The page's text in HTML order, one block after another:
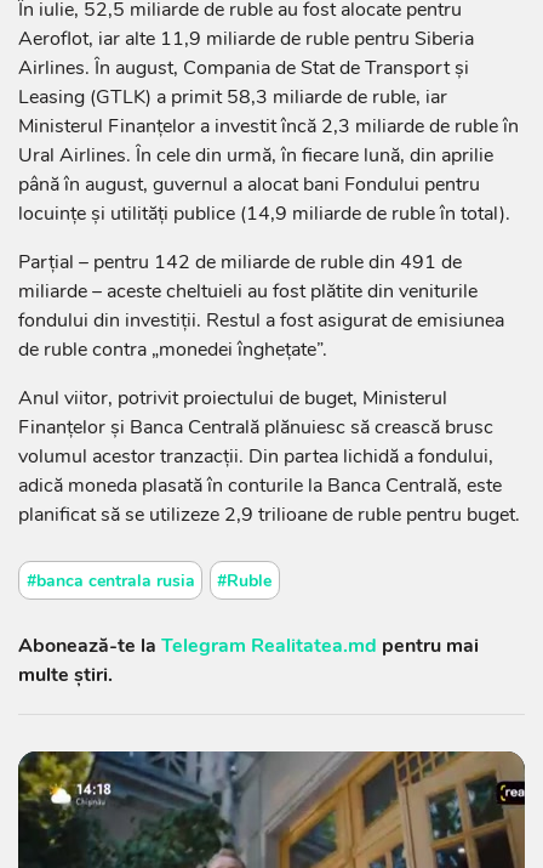
În iulie, 52,5 miliarde de ruble au fost alocate pentru
Aeroflot, iar alte 11,9 miliarde de ruble pentru Siberia
Airlines. În august, Compania de Stat de Transport și
Leasing (GTLK) a primit 58,3 miliarde de ruble, iar
Ministerul Finanțelor a investit încă 2,3 miliarde de ruble în
Ural Airlines. În cele din urmă, în fiecare lună, din aprilie
până în august, guvernul a alocat bani Fondului pentru
locuințe și utilități publice (14,9 miliarde de ruble în total).
Parțial – pentru 142 de miliarde de ruble din 491 de
miliarde – aceste cheltuieli au fost plătite din veniturile
fondului din investiții. Restul a fost asigurat de emisiunea
de ruble contra „monedei înghețate”.
Anul viitor, potrivit proiectului de buget, Ministerul
Finanțelor și Banca Centrală plănuiesc să crească brusc
volumul acestor tranzacții. Din partea lichidă a fondului,
adică moneda plasată în conturile la Banca Centrală, este
planificat să se utilizeze 2,9 trilioane de ruble pentru buget.
#banca centrala rusia #Ruble
Abonează-te la Telegram Realitatea.md pentru mai
multe știri.